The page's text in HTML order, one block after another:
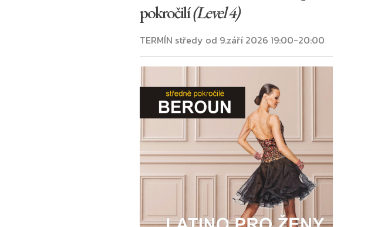
pokročilí(Level 4)
TERMÍN středy od 9.září 2026 19:00-20:00